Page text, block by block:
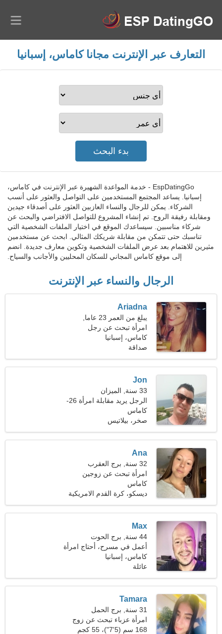
التعارف عبر الإنترنت مجانا كاماس، إسبانيا
EspDatingGo - خدمة المواعدة الشهيرة عبر الإنترنت في كاماس،
إسبانيا. يساعد المجتمع المستخدمين على التواصل والعثور على أنسب
الشركاء. يمكن للرجال والنساء العازبين العثور على أصدقاء جيدين
ومقابلة رفيقة الروح. تم إنشاء المشروع للتواصل الافتراضي والبحث عن
شركاء مناسبين. سيساعدك الموقع في اختيار الملفات الشخصية التي
تناسبك حتى تتمكن من مقابلة شريكك المثالي. ابحث عن مستخدمين
مثيرين للاهتمام بعد عرض الملفات الشخصية وتكوين معارف جديدة. انضم
إلى موقع كاماس المجاني للسكان المحليين والأجانب والسياح.
الرجال والنساء عبر الإنترنت
Ariadna
يبلغ من العمر 23 عاما,
السرطان
امرأة تبحث عن رجل
كاماس، إسبانيا
صداقة
Jon
33 سنة, الميزان
الرجل يريد مقابلة امرأة 26-
31
كاماس
صخر، بيلاتيس
Ana
32 سنة, برج العقرب
امرأة تبحث عن زوجين
كاماس
ديسكو، كرة القدم الامريكية
Max
44 سنة, برج الحوت
أعمل في مسرح، أحتاج امرأة
مغرية
كاماس، إسبانيا
عائلة
Tamara
31 سنة, برج الحمل
امرأة عزباء تبحث عن زوج
35-40
168 سم (5'7")، 55 كجم